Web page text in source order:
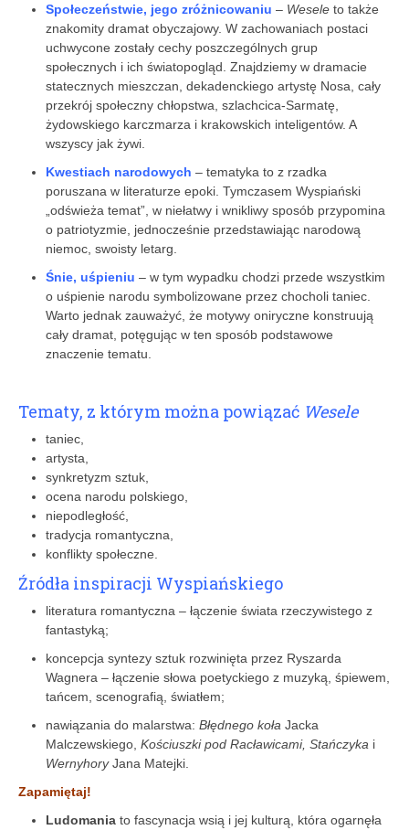
Społeczeństwie, jego zróżnicowaniu – Wesele to także
znakomity dramat obyczajowy. W zachowaniach postaci
uchwycone zostały cechy poszczególnych grup
społecznych i ich światopogląd. Znajdziemy w dramacie
statecznych mieszczan, dekadenckiego artystę Nosa, cały
przekrój społeczny chłopstwa, szlachcica-Sarmatę,
żydowskiego karczmarza i krakowskich inteligentów. A
wszyscy jak żywi.
Kwestiach narodowych – tematyka to z rzadka
poruszana w literaturze epoki. Tymczasem Wyspiański
„odświeża temat”, w niełatwy i wnikliwy sposób przypomina
o patriotyzmie, jednocześnie przedstawiając narodową
niemoc, swoisty letarg.
Śnie, uśpieniu – w tym wypadku chodzi przede wszystkim
o uśpienie narodu symbolizowane przez chocholi taniec.
Warto jednak zauważyć, że motywy oniryczne konstruują
cały dramat, potęgując w ten sposób podstawowe
znaczenie tematu.
Tematy, z którym można powiązać Wesele
taniec,
artysta,
synkretyzm sztuk,
ocena narodu polskiego,
niepodległość,
tradycja romantyczna,
konflikty społeczne.
Źródła inspiracji Wyspiańskiego
literatura romantyczna – łączenie świata rzeczywistego z
fantastyką;
koncepcja syntezy sztuk rozwinięta przez Ryszarda
Wagnera – łączenie słowa poetyckiego z muzyką, śpiewem,
tańcem, scenografią, światłem;
nawiązania do malarstwa: Błędnego koła Jacka
Malczewskiego, Kościuszki pod Racławicami, Stańczyka i
WernyhoryJana Matejki.
Zapamiętaj!
Ludomania to fascynacja wsią i jej kulturą, która ogarnęła